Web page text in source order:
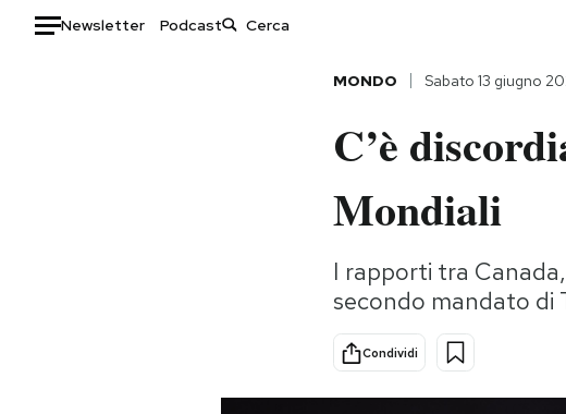
Newsletter Podcast
Storie/Idee
Ok Boomer!
Altrecose
MONDO Sabato 13 giugno
C’è
Mondiali
I rapporti tra
secondo mandato di
Condividi